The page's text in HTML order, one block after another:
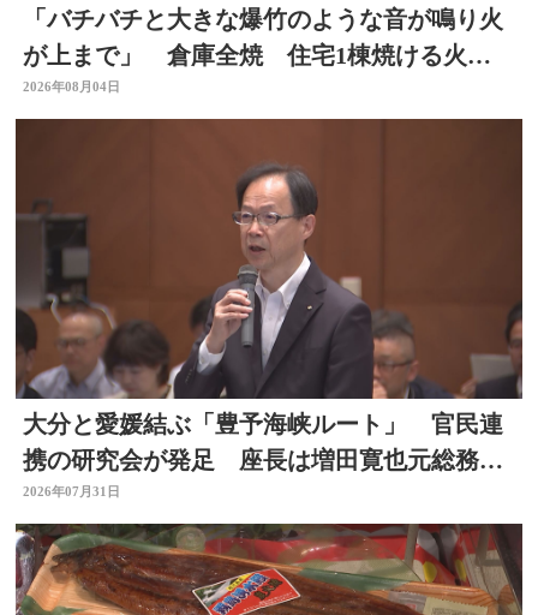
「バチバチと大きな爆竹のような音が鳴り火
が上まで」 倉庫全焼 住宅1棟焼ける火
事 大分
2026年08月04日
大分と愛媛結ぶ「豊予海峡ルート」 官民連
携の研究会が発足 座長は増田寛也元総務大
臣 大分
2026年07月31日